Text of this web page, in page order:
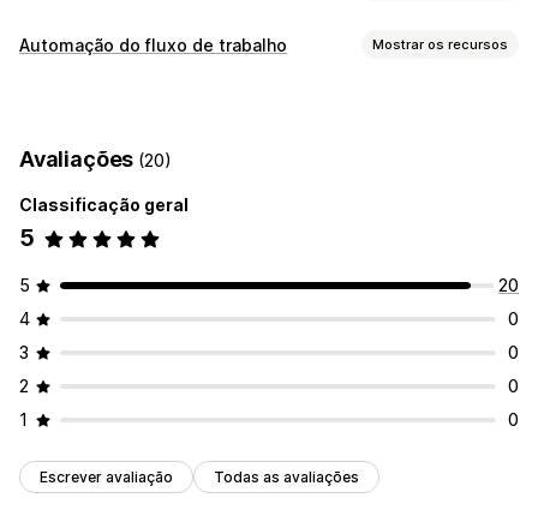
Atualizações de pedidos
Gerenciamento de pedidos
Automação do fluxo de trabalho Mostrar os recursos
Processamento de devoluções
Personalização
Lógica condicional
Avaliações (20)
Classificação geral
5
5
20
4
0
3
0
2
0
1
0
Escrever avaliação Todas as avaliações